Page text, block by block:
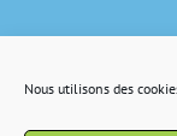
Nous utilisons des